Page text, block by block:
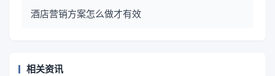
酒店营销方案怎么做才有效
相关资讯